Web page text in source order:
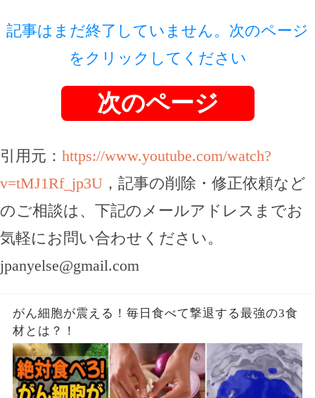
記事はまだ終了していません。次のページ
をクリックしてください
次のページ
引用元： https://www.youtube.com/watch?
v=tMJ1Rf_jp3U ，記事の削除・修正依頼など
のご相談は、下記のメールアドレスまでお
気軽にお問い合わせください。
jpanyelse@gmail.com
がん細胞が震える！毎日食べて撃退する最強の3食
材とは？！